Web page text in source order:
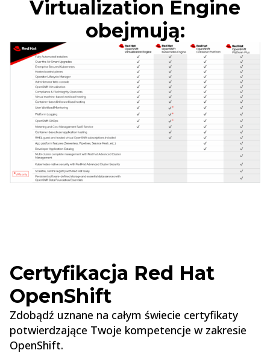
Virtualization Engine
obejmują:
Certyfikacja Red Hat
OpenShift
Zdobądź uznane na całym świecie certyfikaty
potwierdzające Twoje kompetencje w zakresie
OpenShift.